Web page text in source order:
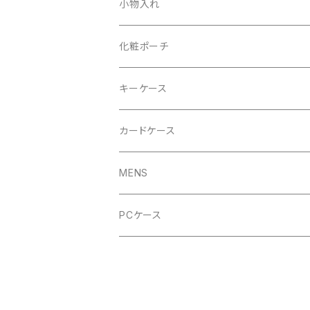
GYMトートバッグ
ハンドバッグ
小物入れ
化粧ポーチ
レッド
ロイヤルブルー
キーケース
レッド
ロイヤルブルー
ブラック
カードケース
MENS
バッグ
PCケース